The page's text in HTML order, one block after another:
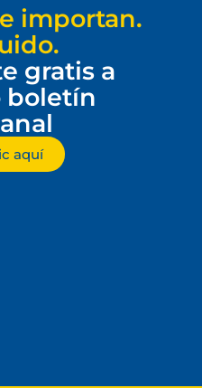
importan.
gratis a
boletín
aquí